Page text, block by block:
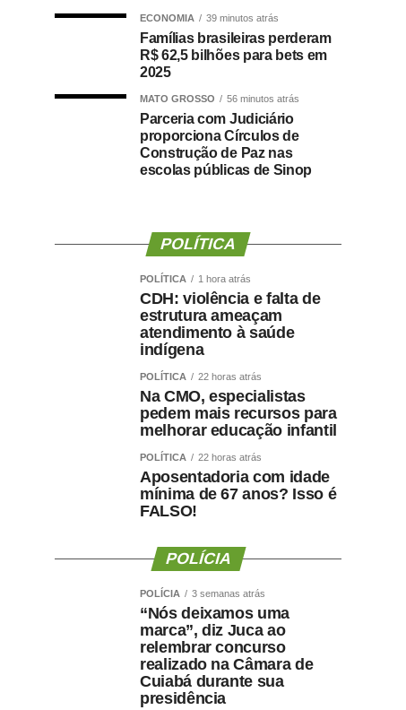
ECONOMIA 39 minutos atrás
Famílias brasileiras perderam
R$ 62,5 bilhões para bets em
2025
MATO GROSSO 56 minutos atrás
Parceria com Judiciário
proporciona Círculos de
Construção de Paz nas
escolas públicas de Sinop
POLÍTICA
POLÍTICA 1 hora atrás
CDH: violência e falta de
estrutura ameaçam
atendimento à saúde
indígena
POLÍTICA 22 horas atrás
Na CMO, especialistas
pedem mais recursos para
melhorar educação infantil
POLÍTICA 22 horas atrás
Aposentadoria com idade
mínima de 67 anos? Isso é
FALSO!
POLÍCIA
POLÍCIA 3 semanas atrás
“Nós deixamos uma
marca”, diz Juca ao
relembrar concurso
realizado na Câmara de
Cuiabá durante sua
presidência